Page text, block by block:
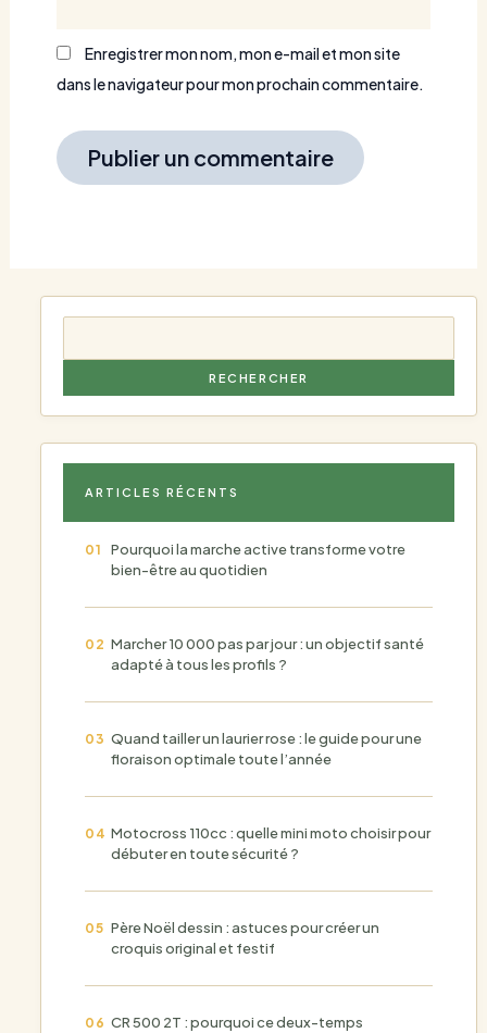
Enregistrer mon nom, mon e-mail et mon site
dans le navigateur pour mon prochain commentaire.
RECHERCHER
ARTICLES RÉCENTS
Pourquoi la marche active transforme votre
bien-être au quotidien
Marcher 10 000 pas par jour : un objectif santé
adapté à tous les profils ?
Quand tailler un laurier rose : le guide pour une
floraison optimale toute l’année
Motocross 110cc : quelle mini moto choisir pour
débuter en toute sécurité ?
Père Noël dessin : astuces pour créer un
croquis original et festif
CR 500 2T : pourquoi ce deux-temps